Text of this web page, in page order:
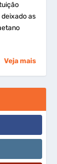
as
Veja mais